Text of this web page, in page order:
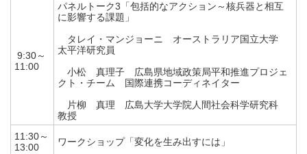
9:30～
11:00
パネルトーク3「包括的なアクション～核兵器と相互
に影響する課題」
タレイ・マンジョーニ オーストラリア国立大学
太平洋研究員
小松 真理子 広島県地域政策局平和推進プロジェ
クト・チーム 国際連携コーディネイター
片柳 真理 広島大学大学院人間社会科学研究科
教授
11:30～
13:00
ワークショップ「変化を生み出すには」